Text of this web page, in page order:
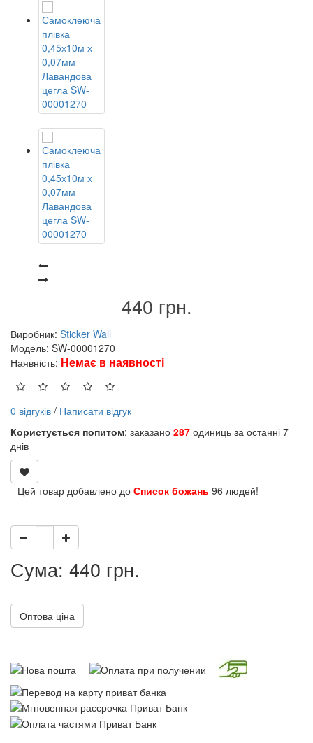
440 грн.
Виробник: Sticker Wall
Модель: SW-00001270
Наявність: Немає в наявності
0 відгуків / Написати відгук
Користується попитом; заказано 287 одиниць за останні 7
днів
Цей товар добавлено до Список божань 96 людей!
Сума: 440 грн.
Оптова ціна